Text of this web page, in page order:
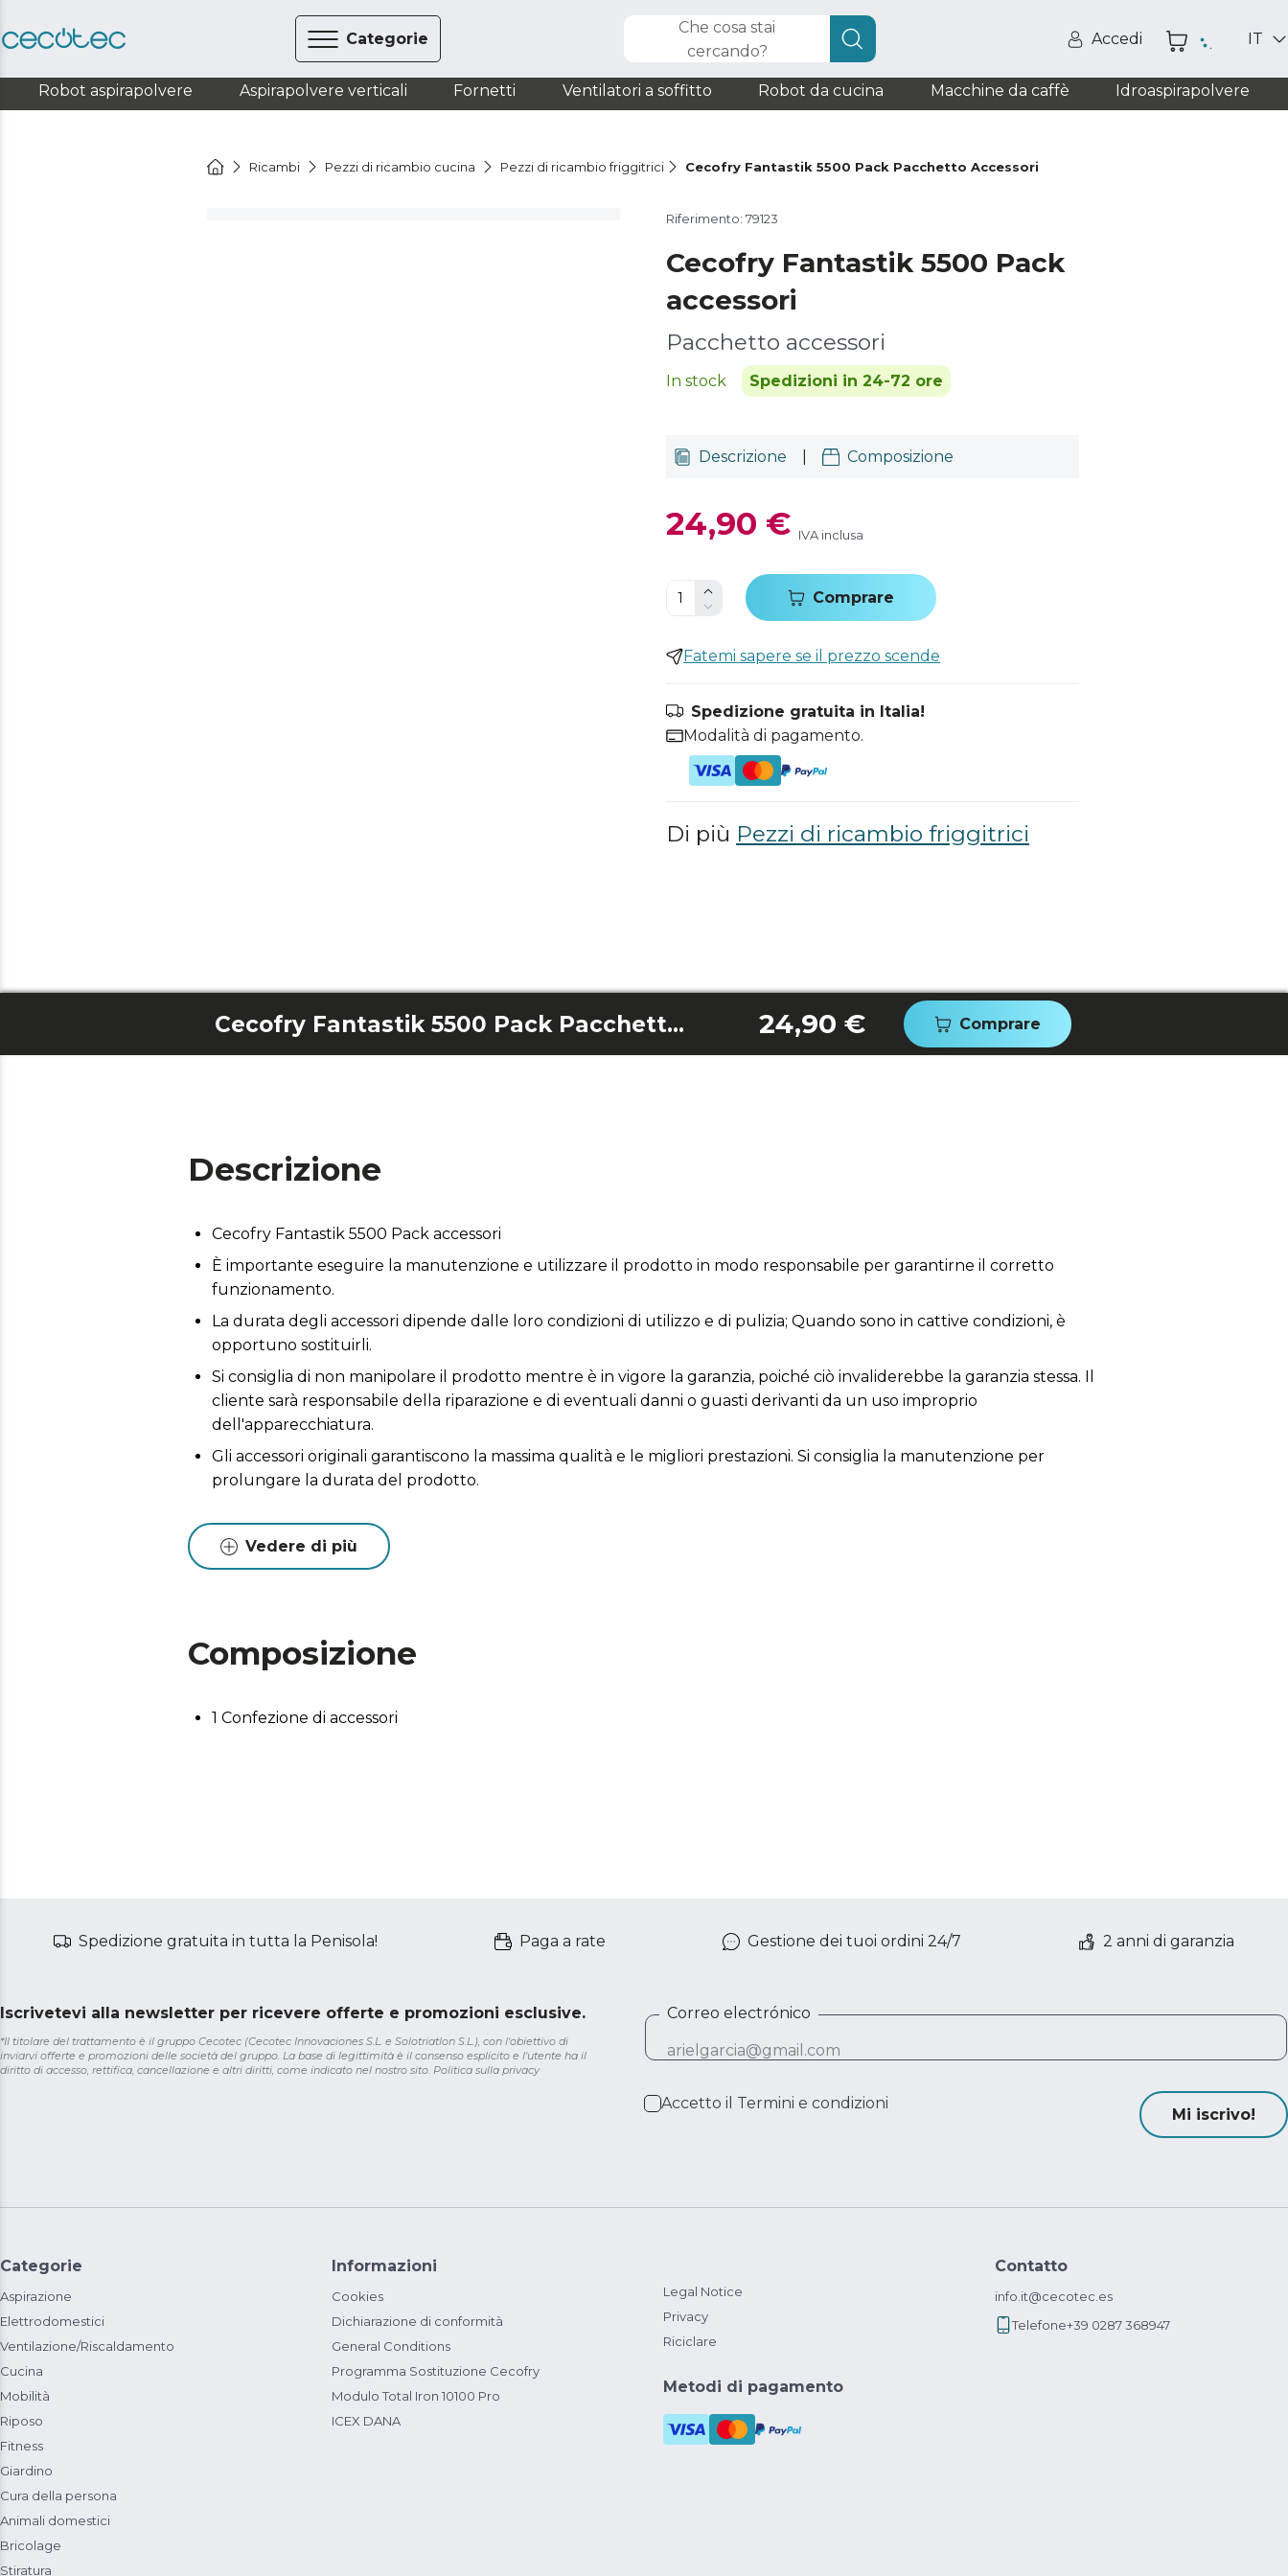
Categorie
Che cosa stai
cercando?
Accedi IT
Robot aspirapolvere Aspirapolvere verticali Fornetti Ventilatori a soffitto Robot da cucina Macchine da caffè Idroaspirapolvere
Ricambi Pezzi di ricambio cucina Pezzi di ricambio friggitrici Cecofry Fantastik 5500 Pack Pacchetto Accessori
Riferimento: 79123
Cecofry Fantastik 5500 Pack
accessori
Pacchetto accessori
In stock Spedizioni in 24-72 ore
Descrizione Composizione
24,90 € IVA inclusa
Comprare
Fatemi sapere se il prezzo scende
Spedizione gratuita in Italia!
Modalità di pagamento.
Di più Pezzi di ricambio friggitrici
Cecofry Fantastik 5500 Pack Pacchetto Accessori 24,90 € Comprare
Descrizione
Cecofry Fantastik 5500 Pack accessori
È importante eseguire la manutenzione e utilizzare il prodotto in modo responsabile per garantirne il corretto
funzionamento.
La durata degli accessori dipende dalle loro condizioni di utilizzo e di pulizia; Quando sono in cattive condizioni, è
opportuno sostituirli.
Si consiglia di non manipolare il prodotto mentre è in vigore la garanzia, poiché ciò invaliderebbe la garanzia stessa. Il
cliente sarà responsabile della riparazione e di eventuali danni o guasti derivanti da un uso improprio
dell'apparecchiatura.
Gli accessori originali garantiscono la massima qualità e le migliori prestazioni. Si consiglia la manutenzione per
prolungare la durata del prodotto.
Vedere di più
Composizione
1 Confezione di accessori
Spedizione gratuita in tutta la Penisola! Paga a rate Gestione dei tuoi ordini 24/7 2 anni di garanzia
Iscrivetevi alla newsletter per ricevere offerte e promozioni esclusive.
*Il titolare del trattamento è il gruppo Cecotec (Cecotec Innovaciones S.L. e Solotriatlon S.L.), con l'obiettivo di
inviarvi offerte e promozioni delle società del gruppo. La base di legittimità è il consenso esplicito e l'utente ha il
diritto di accesso, rettifica, cancellazione e altri diritti, come indicato nel nostro sito. Politica sulla privacy
Correo electrónico
Accetto il Termini e condizioni
Mi iscrivo!
Categorie
Aspirazione
Elettrodomestici
Ventilazione/Riscaldamento
Cucina
Mobilità
Riposo
Fitness
Giardino
Cura della persona
Animali domestici
Bricolage
Stiratura
Informazioni
Cookies
Dichiarazione di conformità
General Conditions
Programma Sostituzione Cecofry
Modulo Total Iron 10100 Pro
ICEX DANA
Legal Notice
Privacy
Riciclare
Metodi di pagamento
Contatto
info.it@cecotec.es
Telefone+39 0287 368947